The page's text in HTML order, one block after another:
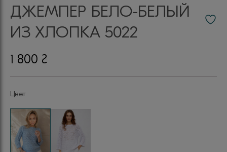
ДЖЕМПЕР БЕЛО-БЕЛЫЙ
ИЗ ХЛОПКА 5022
1 800 ₴
Цвет